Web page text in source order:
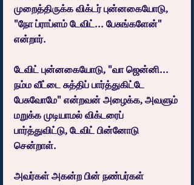
முறைத்திருக்க விக்டர் புன்னகையோடு,
"நோ ப்ராப்ளம் டேவிட்... பேசுங்களேன்"
என்றார்.
டேவிட் புன்னகையோடு, "வா ஜென்னி...
நம்ம வீட்டை சுத்திப் பார்த்துகிட்டே
பேசுவோமே" என்றவன் அழைக்க, அவளும்
மறுக்க முடியாமல் விக்டரைப்
பார்த்துவிட்டு, டேவிட் பின்னோடு
சென்றாள்.
அவர்கள் அகன்ற பின் நண்பர்கள்